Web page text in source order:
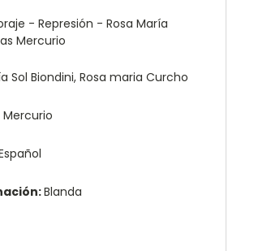
- Represión - Rosa María
Mercurio
Sol Biondini, Rosa maria Curcho
Mercurio
Blanda